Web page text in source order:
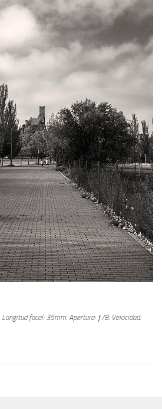
Longitud focal: 35mm. Apertura: ƒ/8. Velocidad: